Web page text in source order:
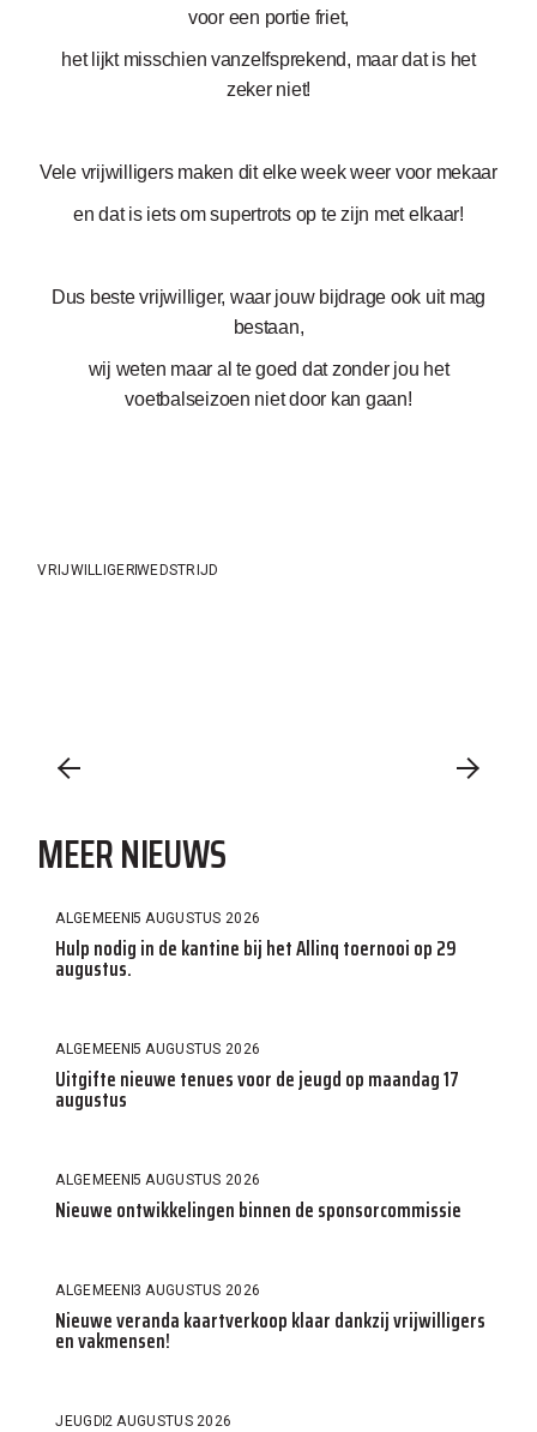
voor een portie friet,
het lijkt misschien vanzelfsprekend, maar dat is het
zeker niet!
Vele vrijwilligers maken dit elke week weer voor mekaar
en dat is iets om supertrots op te zijn met elkaar!
Dus beste vrijwilliger, waar jouw bijdrage ook uit mag
bestaan,
wij weten maar al te goed dat zonder jou het
voetbalseizoen niet door kan gaan!
VRIJWILLIGERWEDSTRIJD
MEER NIEUWS
ALGEMEEN5 AUGUSTUS 2026
Hulp nodig in de kantine bij het Allinq toernooi op 29
augustus.
ALGEMEEN5 AUGUSTUS 2026
Uitgifte nieuwe tenues voor de jeugd op maandag 17
augustus
ALGEMEEN5 AUGUSTUS 2026
Nieuwe ontwikkelingen binnen de sponsorcommissie
ALGEMEEN3 AUGUSTUS 2026
Nieuwe veranda kaartverkoop klaar dankzij vrijwilligers
en vakmensen!
JEUGD2 AUGUSTUS 2026